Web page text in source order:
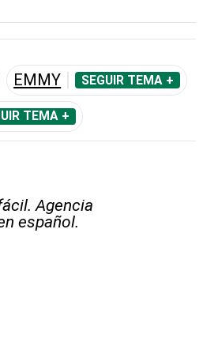
EMMY SEGUIR TEMA +
TEMA +
Agencia
español.